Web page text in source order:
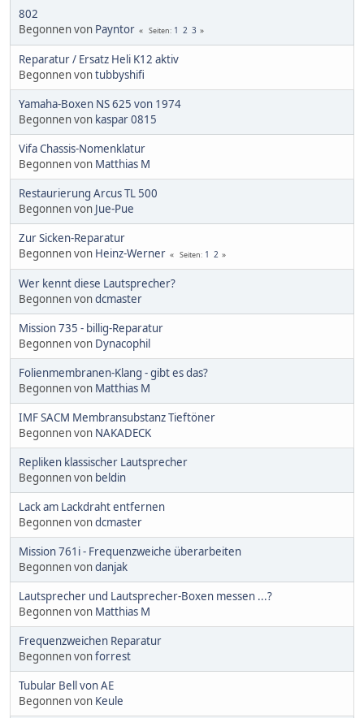
802
Begonnen von Payntor Seiten 1 2 3
Reparatur / Ersatz Heli K12 aktiv
Begonnen vontubbyshifi
Yamaha-Boxen NS 625 von 1974
Begonnen von kaspar 0815
Vifa Chassis-Nomenklatur
Begonnen von Matthias M
Restaurierung Arcus TL 500
Begonnen von Jue-Pue
Zur Sicken-Reparatur
Begonnen von Heinz-Werner Seiten 1 2
Wer kennt diese Lautsprecher?
Begonnen vondcmaster
Mission 735 - billig-Reparatur
Begonnen von Dynacophil
Folienmembranen-Klang - gibt es das?
Begonnen von Matthias M
IMF SACM Membransubstanz Tieftöner
Begonnen von NAKADECK
Repliken klassischer Lautsprecher
Begonnen von beldin
Lack am Lackdraht entfernen
Begonnen vondcmaster
Mission 761i - Frequenzweiche überarbeiten
Begonnen vondanjak
Lautsprecher und Lautsprecher-Boxen messen ...?
Begonnen von Matthias M
Frequenzweichen Reparatur
Begonnen vonforrest
Tubular Bell von AE
Begonnen von Keule